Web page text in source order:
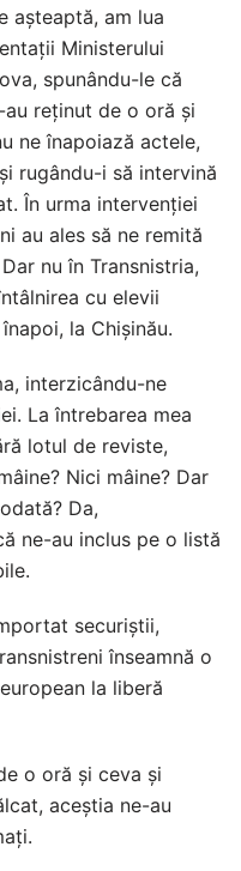
așteaptă, am lua
Ministerului
spunându-le că
reținut de o oră și
ne înapoiază actele,
rugându-i să intervină
În urma intervenției
au ales să ne remită
nu în Transnistria,
cu elevii
la Chișinău.
interzicându-ne
La întrebarea mea
lotul de reviste,
Nici mâine? Dar
Da,
ne-au inclus pe o listă
securiștii,
înseamnă o
la liberă
o oră și ceva și
aceștia ne-au